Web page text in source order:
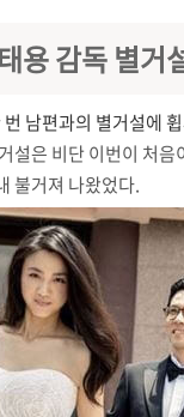
용 감독 별거
남편과의 별거설에
설은 비단 이번이 처음
불거져 나왔었다.